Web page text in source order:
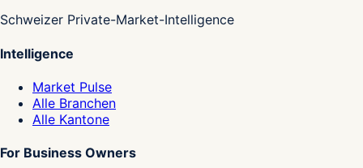
Schweizer Private-Market-Intelligence
Intelligence
Market Pulse
Alle Branchen
Alle Kantone
For Business Owners